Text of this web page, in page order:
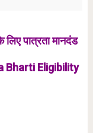
लिए पात्रता मानदंड
Bharti Eligibility